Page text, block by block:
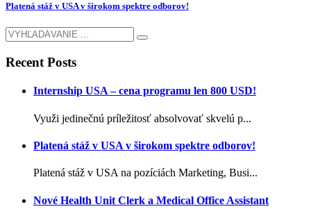
Platená stáž v USA v širokom spektre odborov!
Recent Posts
Internship USA – cena programu len 800 USD!
Využi jedinečnú príležitosť absolvovať skvelú p...
Platená stáž v USA v širokom spektre odborov!
Platená stáž v USA na pozíciách Marketing, Busi...
Nové Health Unit Clerk a Medical Office Assistant